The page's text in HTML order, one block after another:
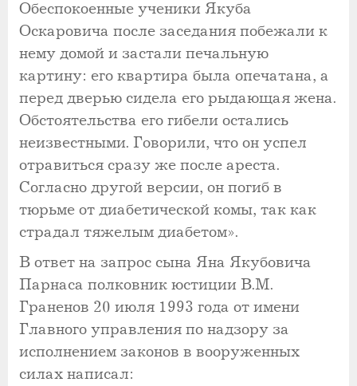
Обеспокоенные ученики Якуба
Оскаровича после заседания побежали к
нему домой и застали печальную
картину: его квартира была опечатана, а
перед дверью сидела его рыдающая жена.
Обстоятельства его гибели остались
неизвестными. Говорили, что он успел
отравиться сразу же после ареста.
Согласно другой версии, он погиб в
тюрьме от диабетической комы, так как
страдал тяжелым диабетом».
В ответ на запрос сына Яна Якубовича
Парнаса полковник юстиции В.М.
Граненов 20 июля 1993 года от имени
Главного управления по надзору за
исполнением законов в вооруженных
силах написал: